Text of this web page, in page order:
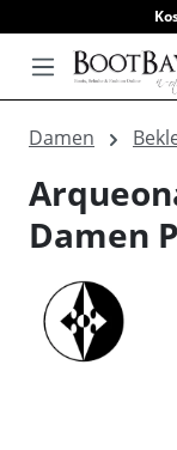
Damen
Damen
Bildergalerie